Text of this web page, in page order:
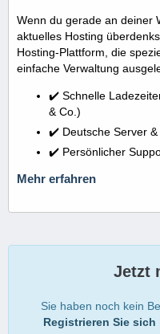
Wenn du gerade an deiner
aktuelles Hosting
Hosting-Plattform, die
einfache Verwaltung
✔️ Schnelle
& Co.)
✔️ Deutsche Server &
✔️ Persönlicher
Mehr erfahren
Jetzt
Sie haben noch kein
Registrieren Sie